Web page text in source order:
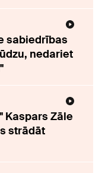
sabiedrības
nedariet
Kaspars Zāle
strādāt